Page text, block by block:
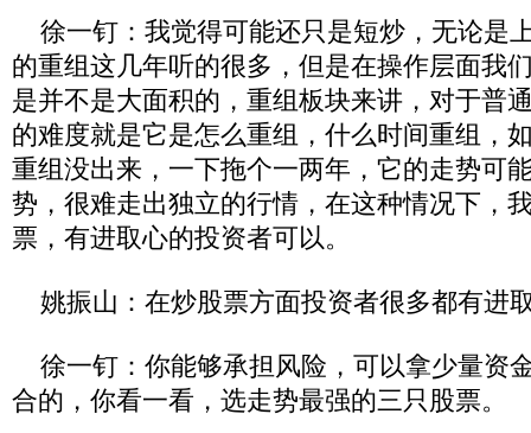
徐一钉：我觉得可能还只是短炒，无论是
的重组这几年听的很多，但是在操作层面我
是并不是大面积的，重组板块来讲，对于普
的难度就是它是怎么重组，什么时间重组，
重组没出来，一下拖个一两年，它的走势可
势，很难走出独立的行情，在这种情况下，
票，有进取心的投资者可以。
姚振山：在炒股票方面投资者很多都有进
徐一钉：你能够承担风险，可以拿少量资
合的，你看一看，选走势最强的三只股票。